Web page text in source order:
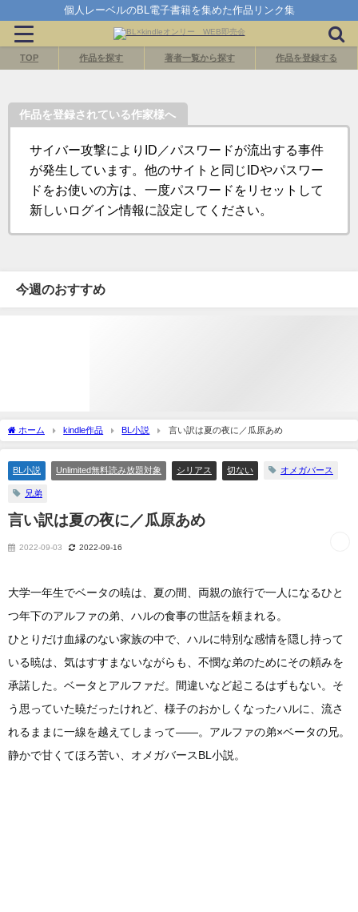
個人レーベルのBL電子書籍を集めた作品リンク集
TOP 作品を探す 著者一覧から探す 作品を登録する
作品を登録されている作家様へ
サイバー攻撃によりID／パスワードが流出する事件
が発生しています。他のサイトと同じIDやパスワー
ドをお使いの方は、一度パスワードをリセットして
新しいログイン情報に設定してください。
今週のおすすめ
ホーム kindle作品 BL小説 言い訳は夏の夜に／瓜原あめ
BL小説 Unlimited無料読み放題対象 シリアス 切ない オメガバース
兄弟
言い訳は夏の夜に／瓜原あめ
2022-09-03 2022-09-16
大学一年生でベータの暁は、夏の間、両親の旅行で一人になるひと
つ年下のアルファの弟、ハルの食事の世話を頼まれる。
ひとりだけ血縁のない家族の中で、ハルに特別な感情を隠し持って
いる暁は、気はすすまないながらも、不憫な弟のためにその頼みを
承諾した。ベータとアルファだ。間違いなど起こるはずもない。そ
う思っていた暁だったけれど、様子のおかしくなったハルに、流さ
れるままに一線を越えてしまって――。アルファの弟×ベータの兄。
静かで甘くてほろ苦い、オメガバースBL小説。